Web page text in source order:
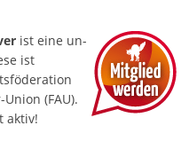
ist eine un­
ist
(FAU).
aktiv!